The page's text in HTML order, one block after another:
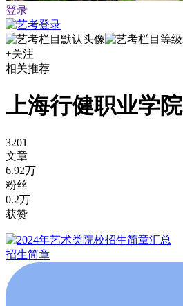
登录
+关注
相关推荐
上海行健职业学院
3201
文章
6.92万
粉丝
0.2万
获赞
招生简章